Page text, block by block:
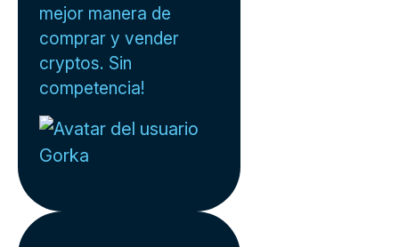
mejor manera de
comprar y vender
cryptos. Sin
competencia!
Gorka